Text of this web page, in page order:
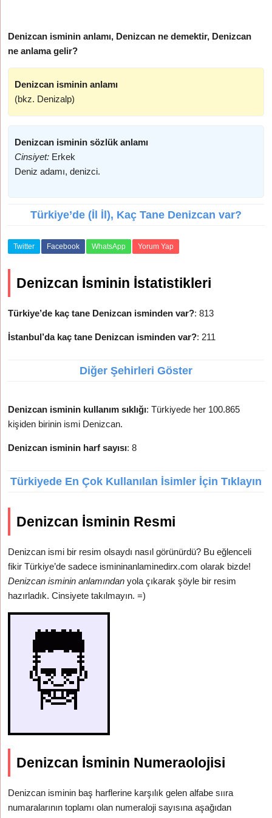
Denizcan isminin anlamı, Denizcan ne demektir, Denizcan
ne anlama gelir?
Denizcan isminin anlamı
(bkz. Denizalp)
Denizcan isminin sözlük anlamı
Cinsiyet: Erkek
Deniz adamı, denizci.
Türkiye’de (İl İl), Kaç Tane Denizcan var?
Twitter Facebook WhatsApp Yorum Yap
Denizcan İsminin İstatistikleri
Türkiye’de kaç tane Denizcan isminden var?: 813
İstanbul’da kaç tane Denizcan isminden var?: 211
Diğer Şehirleri Göster
Denizcan isminin kullanım sıklığı: Türkiyede her 100.865
kişiden birinin ismi Denizcan.
Denizcan isminin harf sayısı: 8
Türkiyede En Çok Kullanılan İsimler İçin Tıklayın
Denizcan İsminin Resmi
Denizcan ismi bir resim olsaydı nasıl görünürdü? Bu eğlenceli
fikir Türkiye’de sadece ismininanlaminedirx.com olarak bizde!
Denizcan isminin anlamından yola çıkarak şöyle bir resim
hazırladık. Cinsiyete takılmayın. =)
Denizcan İsminin Numeraolojisi
Denizcan isminin baş harflerine karşılık gelen alfabe sııra
numaralarının toplamı olan numeraloji sayısına aşağıdan